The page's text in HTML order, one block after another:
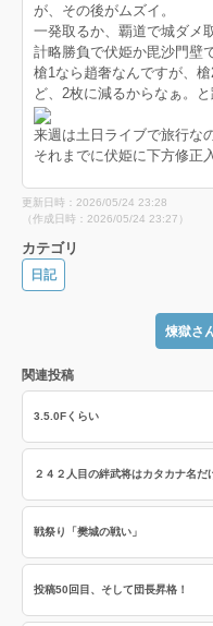
が、その後がムズイ。
一発取るか、覇道で城ダメ
計略勝負で伏姫か毘沙門壁
槍1なら趙奢なんですが、
ど、2枚に減るからなぁ。
来週は土日ライブで旅行な
それまでに伏姫に下方修正
更新日時：2026/05/24 23:28
（作成日時：2026/05/24 23:27）
カテゴリ
日記
煉獄さ
関連投稿
3.5.0Fくらい
戦祭り「樊城の戦い」
投稿50回目、そして団長昇格！